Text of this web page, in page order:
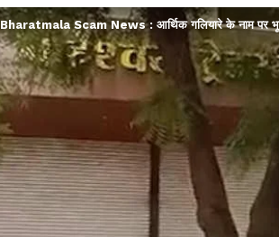
Bharatmala Scam News : आर्थिक गलियारे के नाम पर भू-